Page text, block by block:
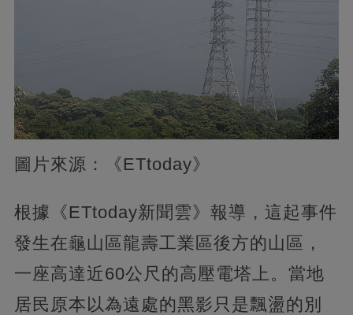
圖片來源：《ETtoday》
根據《ETtoday新聞雲》報導，這起事件
發生在龜山區龍壽工業區後方的山區，
一座高達近60公尺的高壓電塔上。當地
居民原本以為遠處的黑影只是飄盪的別